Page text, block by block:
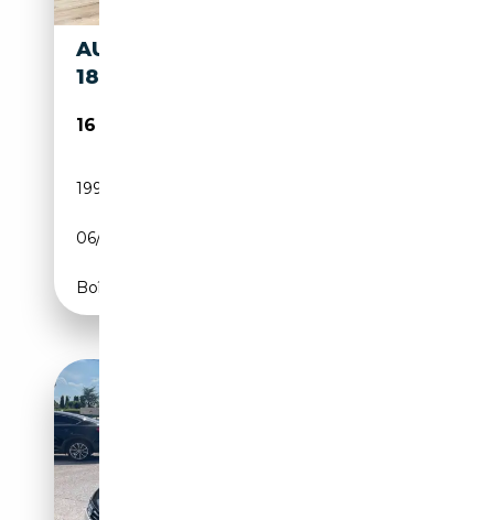
AUDI TT COUPE' 2.0 TDI
184CV S-LINE ULTRA
16 490€
199 000 km
06/2015
Boîte manuelle